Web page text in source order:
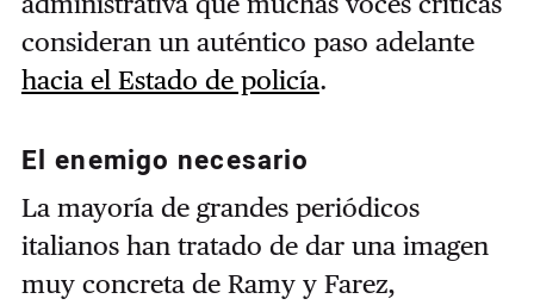
consideran un auténtico paso adelante
hacia el Estado de policía.
El enemigo necesario
La mayoría de grandes periódicos
italianos han tratado de dar una imagen
muy concreta de Ramy y Farez,